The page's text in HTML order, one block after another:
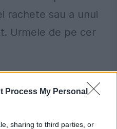
Process My Personal
sharing to third parties, or
rachete sau a unui
Urmele de pe cer